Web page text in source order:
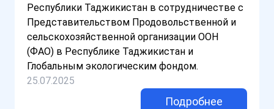
Республики Таджикистан в сотрудничестве с
Представительством Продовольственной и
сельскохозяйственной организации ООН
(ФАО) в Республике Таджикистан и
Глобальным экологическим фондом.
25.07.2025
Подробнее